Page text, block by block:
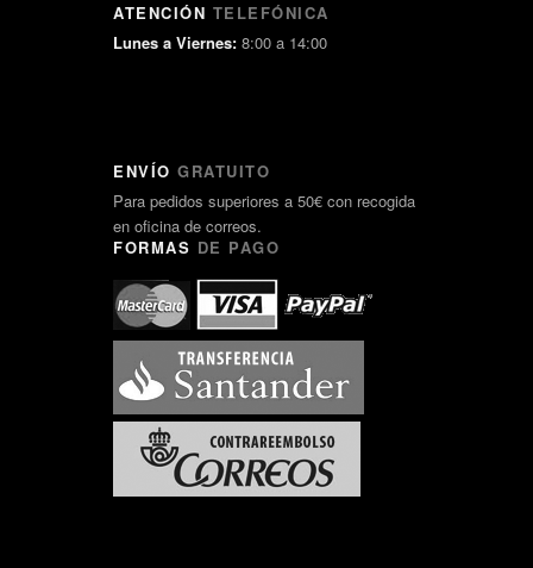
ATENCIÓN TELEFÓNICA
Lunes a Viernes: 8:00 a 14:00
ENVÍO GRATUITO
Para pedidos superiores a 50€ con recogida
en oficina de correos.
FORMAS DE PAGO